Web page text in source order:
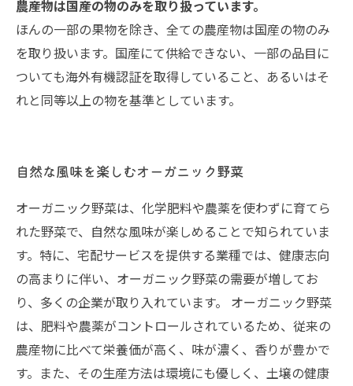
農産物は国産の物のみを取り扱っています。
ほんの一部の果物を除き、全ての農産物は国産の物のみ
を取り扱います。国産にて供給できない、一部の品目に
ついても海外有機認証を取得していること、あるいはそ
れと同等以上の物を基準としています。
自然な風味を楽しむオーガニック野菜
オーガニック野菜は、化学肥料や農薬を使わずに育てら
れた野菜で、自然な風味が楽しめることで知られていま
す。特に、宅配サービスを提供する業種では、健康志向
の高まりに伴い、オーガニック野菜の需要が増してお
り、多くの企業が取り入れています。 オーガニック野菜
は、肥料や農薬がコントロールされているため、従来の
農産物に比べて栄養価が高く、味が濃く、香りが豊かで
す。また、その生産方法は環境にも優しく、土壌の健康